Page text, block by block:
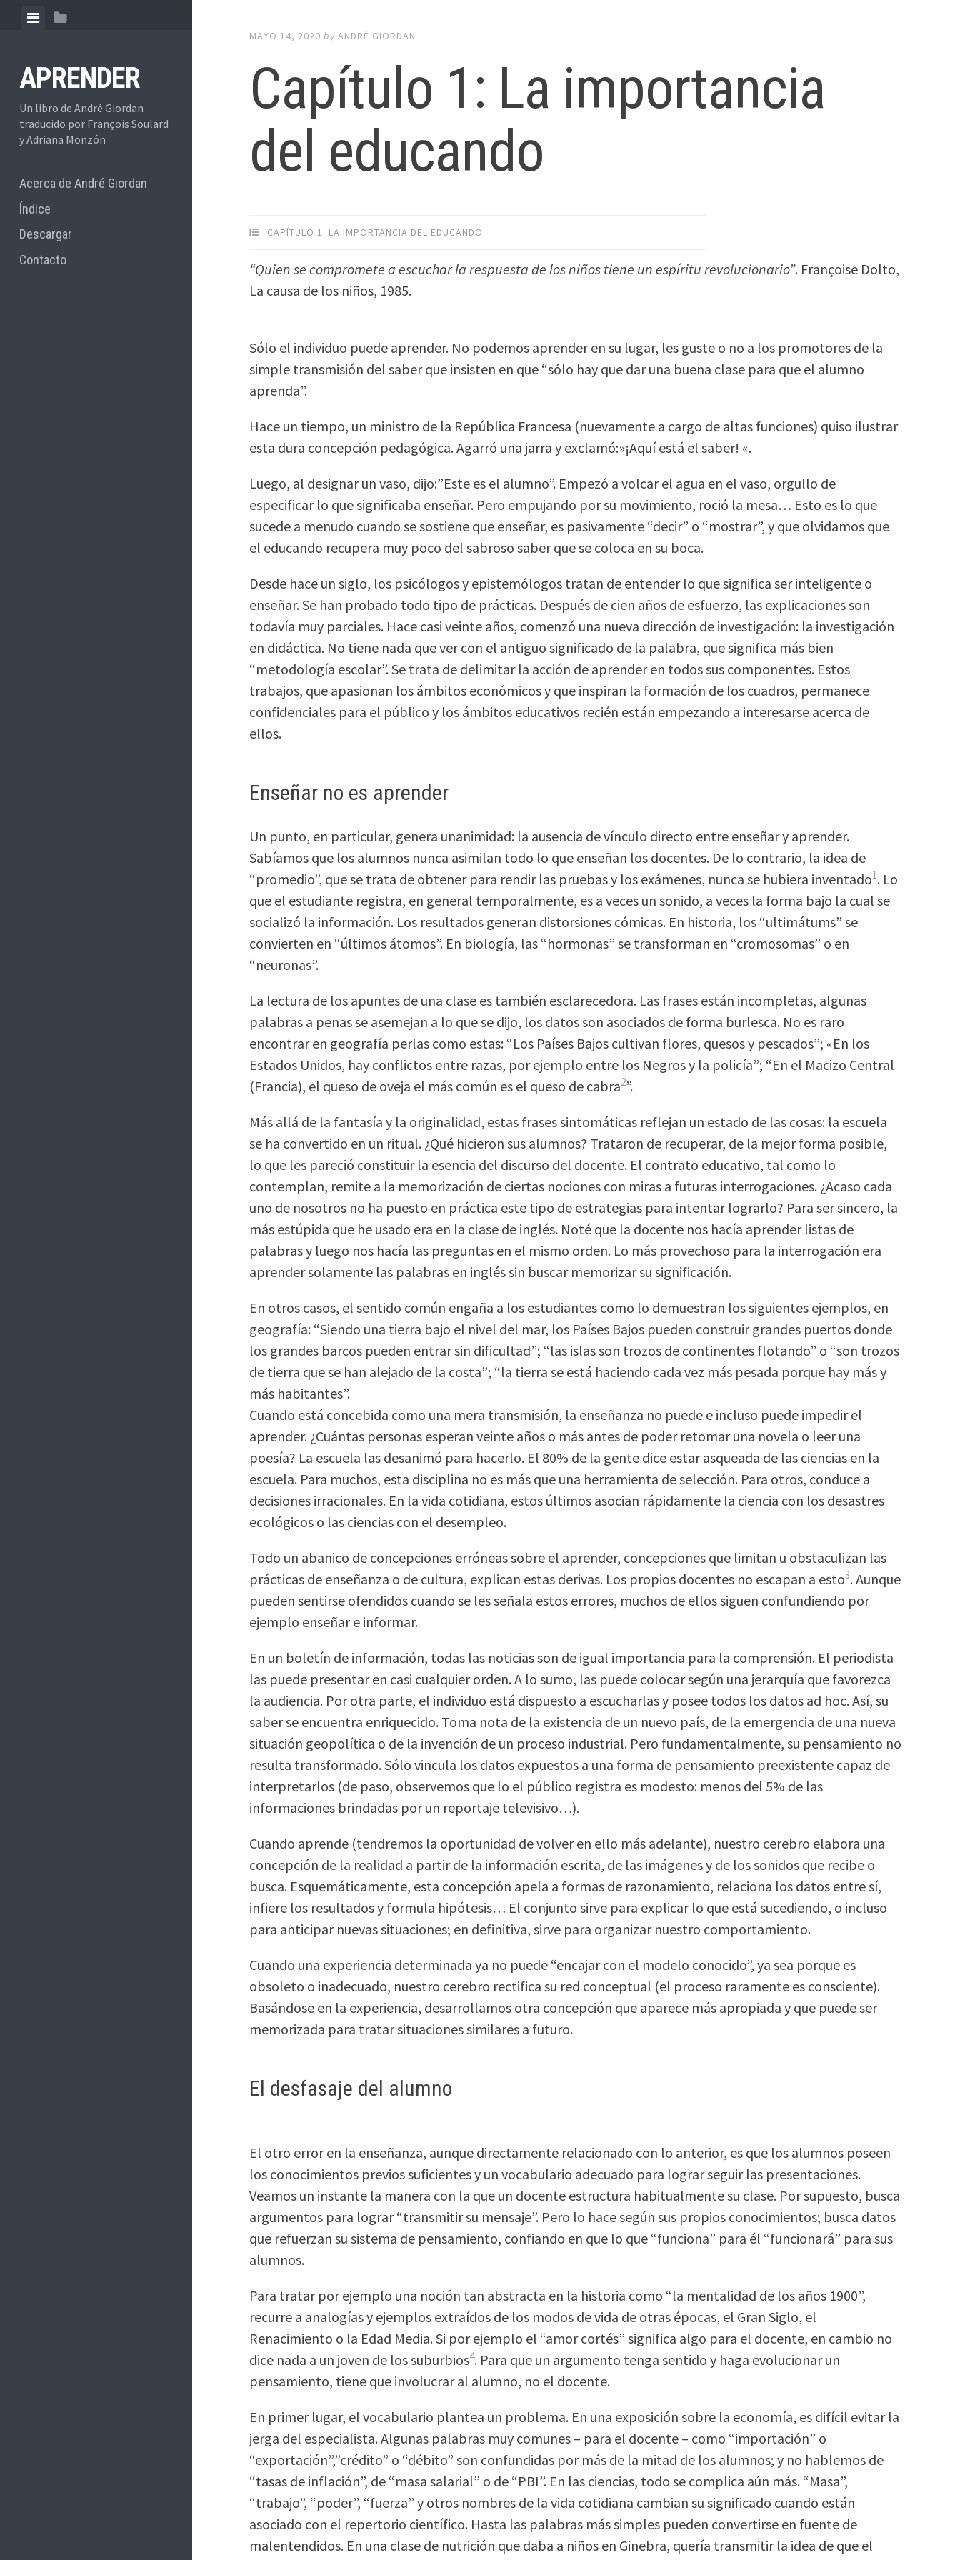
ViewView
APRENDER
Un libro de André Giordan
traducido por François Soulard
y Adriana Monzón
Acerca de André Giordan
Índice
Descargar
Contacto
MAYO 14, 2020 byANDRÉ GIORDAN
Capítulo 1: La importancia
del educando
CAPÍTULO 1: LA IMPORTANCIA DEL EDUCANDO
“Quien se compromete a escuchar la respuesta de los niños tiene un espíritu revolucionario”. Françoise Dolto,
La causa de los niños, 1985.
Sólo el individuo puede aprender. No podemos aprender en su lugar, les guste o no a los promotores de la
simple transmisión del saber que insisten en que “sólo hay que dar una buena clase para que el alumno
aprenda”.
Hace un tiempo, un ministro de la República Francesa (nuevamente a cargo de altas funciones) quiso ilustrar
esta dura concepción pedagógica. Agarró una jarra y exclamó:»¡Aquí está el saber! «.
Luego, al designar un vaso, dijo:”Este es el alumno”. Empezó a volcar el agua en el vaso, orgullo de
especificar lo que significaba enseñar. Pero empujando por su movimiento, roció la mesa… Esto es lo que
sucede a menudo cuando se sostiene que enseñar, es pasivamente “decir” o “mostrar”, y que olvidamos que
el educando recupera muy poco del sabroso saber que se coloca en su boca.
Desde hace un siglo, los psicólogos y epistemólogos tratan de entender lo que significa ser inteligente o
enseñar. Se han probado todo tipo de prácticas. Después de cien años de esfuerzo, las explicaciones son
todavía muy parciales. Hace casi veinte años, comenzó una nueva dirección de investigación: la investigación
en didáctica. No tiene nada que ver con el antiguo significado de la palabra, que significa más bien
“metodología escolar”. Se trata de delimitar la acción de aprender en todos sus componentes. Estos
trabajos, que apasionan los ámbitos económicos y que inspiran la formación de los cuadros, permanece
confidenciales para el público y los ámbitos educativos recién están empezando a interesarse acerca de
ellos.
Enseñar no es aprender
Un punto, en particular, genera unanimidad: la ausencia de vínculo directo entre enseñar y aprender.
Sabíamos que los alumnos nunca asimilan todo lo que enseñan los docentes. De lo contrario, la idea de
“promedio”, que se trata de obtener para rendir las pruebas y los exámenes, nunca se hubiera inventado1. Lo
que el estudiante registra, en general temporalmente, es a veces un sonido, a veces la forma bajo la cual se
socializó la información. Los resultados generan distorsiones cómicas. En historia, los “ultimátums” se
convierten en “últimos átomos”. En biología, las “hormonas” se transforman en “cromosomas” o en
“neuronas”.
La lectura de los apuntes de una clase es también esclarecedora. Las frases están incompletas, algunas
palabras a penas se asemejan a lo que se dijo, los datos son asociados de forma burlesca. No es raro
encontrar en geografía perlas como estas: “Los Países Bajos cultivan flores, quesos y pescados”; «En los
Estados Unidos, hay conflictos entre razas, por ejemplo entre los Negros y la policía”; “En el Macizo Central
(Francia), el queso de oveja el más común es el queso de cabra2”.
Más allá de la fantasía y la originalidad, estas frases sintomáticas reflejan un estado de las cosas: la escuela
se ha convertido en un ritual. ¿Qué hicieron sus alumnos? Trataron de recuperar, de la mejor forma posible,
lo que les pareció constituir la esencia del discurso del docente. El contrato educativo, tal como lo
contemplan, remite a la memorización de ciertas nociones con miras a futuras interrogaciones. ¿Acaso cada
uno de nosotros no ha puesto en práctica este tipo de estrategias para intentar lograrlo? Para ser sincero, la
más estúpida que he usado era en la clase de inglés. Noté que la docente nos hacía aprender listas de
palabras y luego nos hacía las preguntas en el mismo orden. Lo más provechoso para la interrogación era
aprender solamente las palabras en inglés sin buscar memorizar su significación.
En otros casos, el sentido común engaña a los estudiantes como lo demuestran los siguientes ejemplos, en
geografía: “Siendo una tierra bajo el nivel del mar, los Países Bajos pueden construir grandes puertos donde
los grandes barcos pueden entrar sin dificultad”; “las islas son trozos de continentes flotando” o “son trozos
de tierra que se han alejado de la costa”; “la tierra se está haciendo cada vez más pesada porque hay más y
más habitantes”.
Cuando está concebida como una mera transmisión, la enseñanza no puede e incluso puede impedir el
aprender. ¿Cuántas personas esperan veinte años o más antes de poder retomar una novela o leer una
poesía? La escuela las desanimó para hacerlo. El 80% de la gente dice estar asqueada de las ciencias en la
escuela. Para muchos, esta disciplina no es más que una herramienta de selección. Para otros, conduce a
decisiones irracionales. En la vida cotidiana, estos últimos asocian rápidamente la ciencia con los desastres
ecológicos o las ciencias con el desempleo.
Todo un abanico de concepciones erróneas sobre el aprender, concepciones que limitan u obstaculizan las
prácticas de enseñanza o de cultura, explican estas derivas. Los propios docentes no escapan a esto3. Aunque
pueden sentirse ofendidos cuando se les señala estos errores, muchos de ellos siguen confundiendo por
ejemplo enseñar e informar.
En un boletín de información, todas las noticias son de igual importancia para la comprensión. El periodista
las puede presentar en casi cualquier orden. A lo sumo, las puede colocar según una jerarquía que favorezca
la audiencia. Por otra parte, el individuo está dispuesto a escucharlas y posee todos los datos ad hoc. Así, su
saber se encuentra enriquecido. Toma nota de la existencia de un nuevo país, de la emergencia de una nueva
situación geopolítica o de la invención de un proceso industrial. Pero fundamentalmente, su pensamiento no
resulta transformado. Sólo vincula los datos expuestos a una forma de pensamiento preexistente capaz de
interpretarlos (de paso, observemos que lo el público registra es modesto: menos del 5% de las
informaciones brindadas por un reportaje televisivo…).
Cuando aprende (tendremos la oportunidad de volver en ello más adelante), nuestro cerebro elabora una
concepción de la realidad a partir de la información escrita, de las imágenes y de los sonidos que recibe o
busca. Esquemáticamente, esta concepción apela a formas de razonamiento, relaciona los datos entre sí,
infiere los resultados y formula hipótesis… El conjunto sirve para explicar lo que está sucediendo, o incluso
para anticipar nuevas situaciones; en definitiva, sirve para organizar nuestro comportamiento.
Cuando una experiencia determinada ya no puede “encajar con el modelo conocido”, ya sea porque es
obsoleto o inadecuado, nuestro cerebro rectifica su red conceptual (el proceso raramente es consciente).
Basándose en la experiencia, desarrollamos otra concepción que aparece más apropiada y que puede ser
memorizada para tratar situaciones similares a futuro.
El desfasaje del alumno
El otro error en la enseñanza, aunque directamente relacionado con lo anterior, es que los alumnos poseen
los conocimientos previos suficientes y un vocabulario adecuado para lograr seguir las presentaciones.
Veamos un instante la manera con la que un docente estructura habitualmente su clase. Por supuesto, busca
argumentos para lograr “transmitir su mensaje”. Pero lo hace según sus propios conocimientos; busca datos
que refuerzan su sistema de pensamiento, confiando en que lo que “funciona” para él “funcionará” para sus
alumnos.
Para tratar por ejemplo una noción tan abstracta en la historia como “la mentalidad de los años 1900”,
recurre a analogías y ejemplos extraídos de los modos de vida de otras épocas, el Gran Siglo, el
Renacimiento o la Edad Media. Si por ejemplo el “amor cortés” significa algo para el docente, en cambio no
dice nada a un joven de los suburbios4. Para que un argumento tenga sentido y haga evolucionar un
pensamiento, tiene que involucrar al alumno, no el docente.
En primer lugar, el vocabulario plantea un problema. En una exposición sobre la economía, es difícil evitar la
jerga del especialista. Algunas palabras muy comunes – para el docente – como “importación” o
“exportación”,”crédito” o “débito” son confundidas por más de la mitad de los alumnos; y no hablemos de
“tasas de inflación”, de “masa salarial” o de “PBI”. En las ciencias, todo se complica aún más. “Masa”,
“trabajo”, “poder”, “fuerza” y otros nombres de la vida cotidiana cambian su significado cuando están
asociado con el repertorio científico. Hasta las palabras más simples pueden convertirse en fuente de
malentendidos. En una clase de nutrición que daba a niños en Ginebra, quería transmitir la idea de que el